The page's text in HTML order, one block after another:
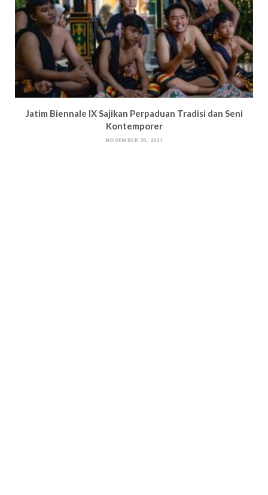
Jatim Biennale IX Sajikan Perpaduan Tradisi dan Seni
Kontemporer
NOVEMBER 30, 2021